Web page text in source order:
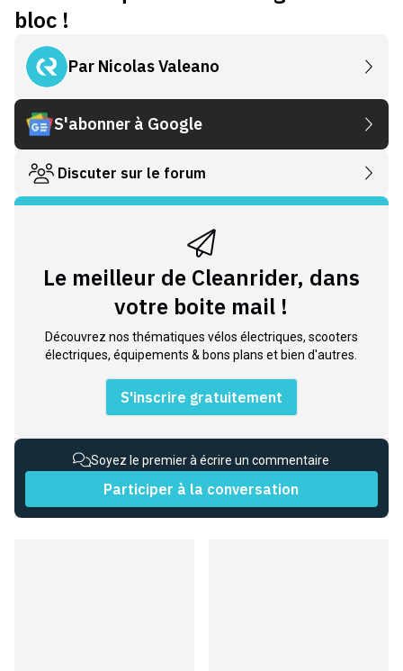
bloc !
Par Nicolas Valeano
S'abonner à Google
Discuter sur le forum
Le meilleur de Cleanrider, dans
votre boite mail !
Découvrez nos thématiques vélos électriques, scooters
électriques, équipements & bons plans et bien d'autres.
S'inscrire gratuitement
Soyez le premier à écrire un commentaire
Participer à la conversation